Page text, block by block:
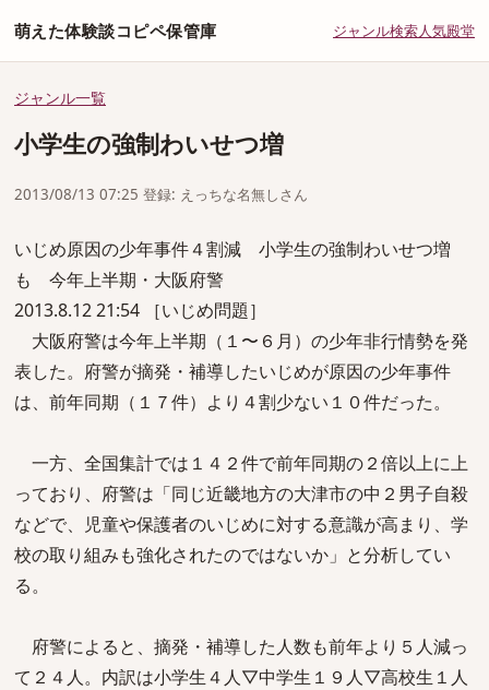
萌えた体験談コピペ保管庫 ジャンル検索人気殿堂
ジャンル一覧
小学生の強制わいせつ増
2013/08/13 07:25 登録: えっちな名無しさん
いじめ原因の少年事件４割減 小学生の強制わいせつ増
も 今年上半期・大阪府警
2013.8.12 21:54 ［いじめ問題］
大阪府警は今年上半期（１〜６月）の少年非行情勢を発
表した。府警が摘発・補導したいじめが原因の少年事件
は、前年同期（１７件）より４割少ない１０件だった。
一方、全国集計では１４２件で前年同期の２倍以上に上
っており、府警は「同じ近畿地方の大津市の中２男子自殺
などで、児童や保護者のいじめに対する意識が高まり、学
校の取り組みも強化されたのではないか」と分析してい
る。
府警によると、摘発・補導した人数も前年より５人減っ
て２４人。内訳は小学生４人▽中学生１９人▽高校生１人